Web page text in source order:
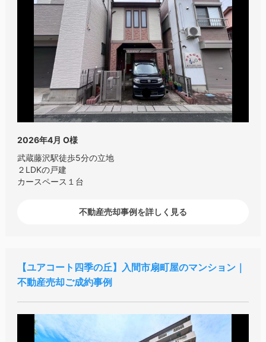
2026年4月 O様
武蔵藤沢駅徒歩5分の立地
２LDKの戸建
カースペース１台
不動産売却事例を詳しく見る
ユアコート四季の丘
入間市扇町屋のマンション｜
不動産売却ご成約事例